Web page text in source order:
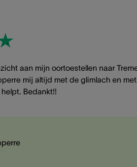
aan mijn oortoestellen naar
mij altijd met de glimlach en
Bedankt!!